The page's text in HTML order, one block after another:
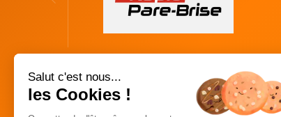
Salut c'est nous...
les Cookies !